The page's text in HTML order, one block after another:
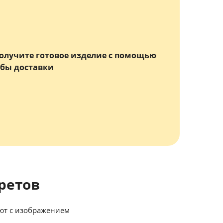
готовое изделие с помощью
доставки
с изображением